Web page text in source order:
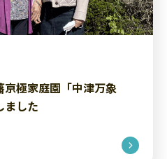
極家庭園「中津万象
ました